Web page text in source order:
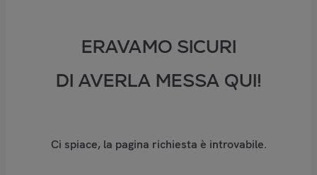
ERAVAMO SICURI
DI AVERLA MESSA QUI!
Ci spiace, la pagina richiesta è introvabile.